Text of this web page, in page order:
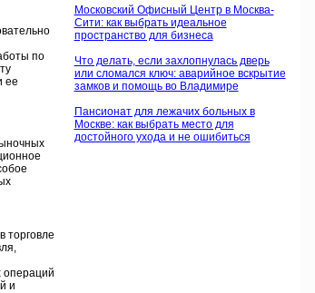
по
ее
торговле
операций
и
Московский Офисный Центр в Москва-
Сити: как выбрать идеальное
пространство для бизнеса
Что делать, если захлопнулась дверь
или сломался ключ: аварийное вскрытие
замков и помощь во Владимире
Пансионат для лежачих больных в
Москве: как выбрать место для
достойного ухода и не ошибиться